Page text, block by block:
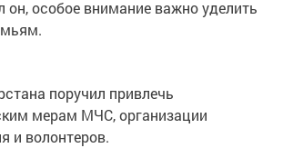
он, особое внимание важно уделить
поручил привлечь
мерам МЧС, организации
и волонтеров.